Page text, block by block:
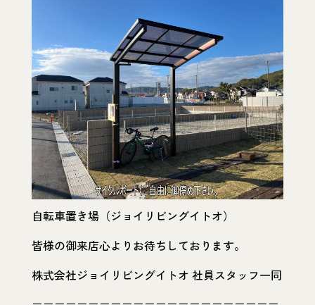
自転車置き場（ジョイリビングイトオ）
皆様の御来店心よりお待ちしております。
株式会社ジョイリビングイトオ 社員スタッフ一同